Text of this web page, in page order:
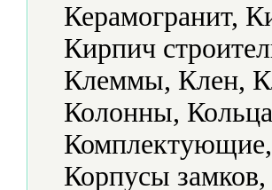
Керамогранит,
Кирпич
Клеммы, Клен,
Колонны,
Комплектующие,
Корпусы